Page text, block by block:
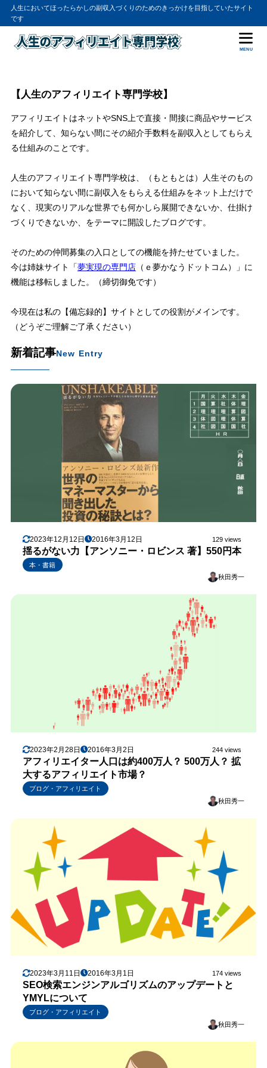
人生においてほったらかしの副収入づくりのためのきっかけを目指していたサイト
です
MENU
【人生のアフィリエイト専門学校】
アフィリエイトはネットやSNS上で直接・間接に商品やサービス
を紹介して、知らない間にその紹介手数料を副収入としてもらえ
る仕組みのことです。
人生のアフィリエイト専門学校は、（もともとは）人生そのもの
において知らない間に副収入をもらえる仕組みをネット上だけで
なく、現実のリアルな世界でも何かしら展開できないか、仕掛け
づくりできないか、をテーマに開設したブログです。
そのための仲間募集の入口としての機能を持たせていました。
今は姉妹サイト「夢実現の専門店（ｅ夢かなうドットコム）」に
機能は移転しました。（締切御免です）
今現在は私の【備忘録的】サイトとしての役割がメインです。
（どうぞご理解ご了承ください）
新着記事New Entry
2023年12月12日 2016年3月12日 129 views
揺るがない力【アンソニー・ロビンス 著】550円本
本・書籍
秋田秀一
2023年2月28日 2016年3月2日 244 views
アフィリエイター人口は約400万人？ 500万人？ 拡
大するアフィリエイト市場？
ブログ・アフィリエイト
秋田秀一
2023年3月11日 2016年3月1日 174 views
SEO検索エンジンアルゴリズムのアップデートと
YMYLについて
ブログ・アフィリエイト
秋田秀一